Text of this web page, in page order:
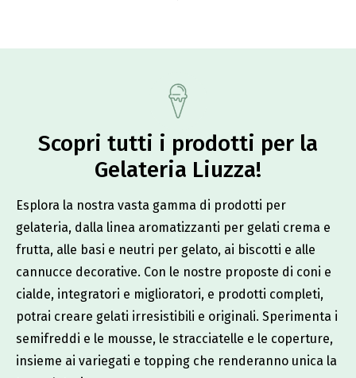
Scopri tutti i prodotti per la
Gelateria Liuzza!​
Esplora la nostra vasta gamma di prodotti per
gelateria, dalla linea aromatizzanti per gelati crema e
frutta, alle basi e neutri per gelato, ai biscotti e alle
cannucce decorative. Con le nostre proposte di coni e
cialde, integratori e miglioratori, e prodotti completi,
potrai creare gelati irresistibili e originali. Sperimenta i
semifreddi e le mousse, le stracciatelle e le coperture,
insieme ai variegati e topping che renderanno unica la